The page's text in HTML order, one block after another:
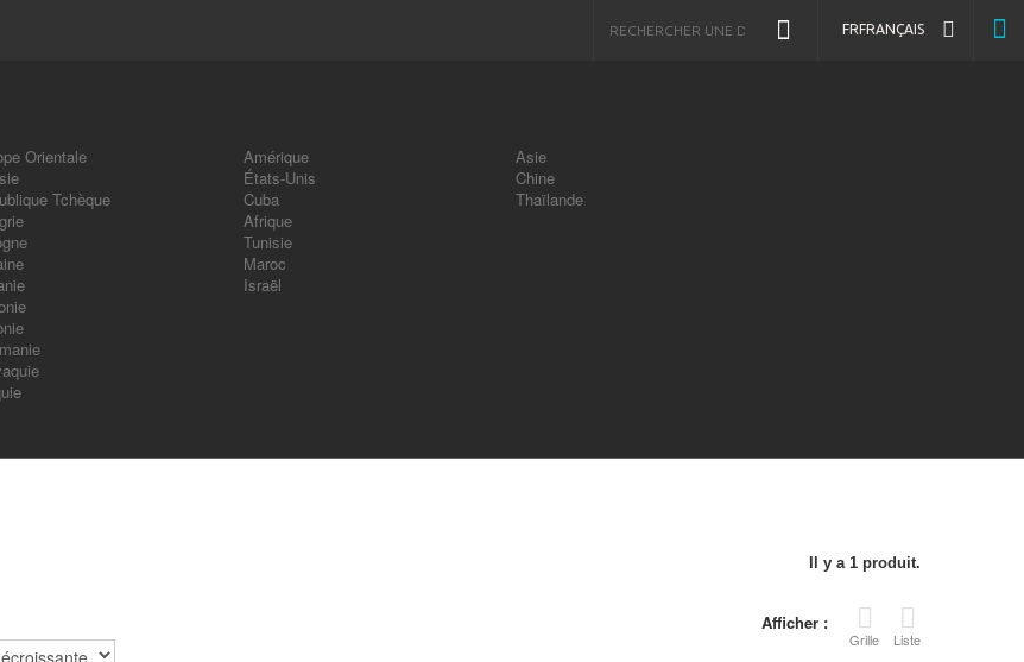
FRFRANÇAIS
Orientale
Tchèque
Amérique
États-Unis
Cuba
Afrique
Tunisie
Maroc
Israël
Asie
Chine
Thaïlande
Il y a 1 produit.
Afficher :
Grille Liste